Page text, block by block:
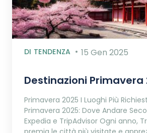
DI TENDENZA 15 Gen 2025
Destinazioni Primavera
Primavera 2025 I Luoghi Più
Primavera 2025: Dove Andare
Expedia e TripAdvisor Ogni anno,